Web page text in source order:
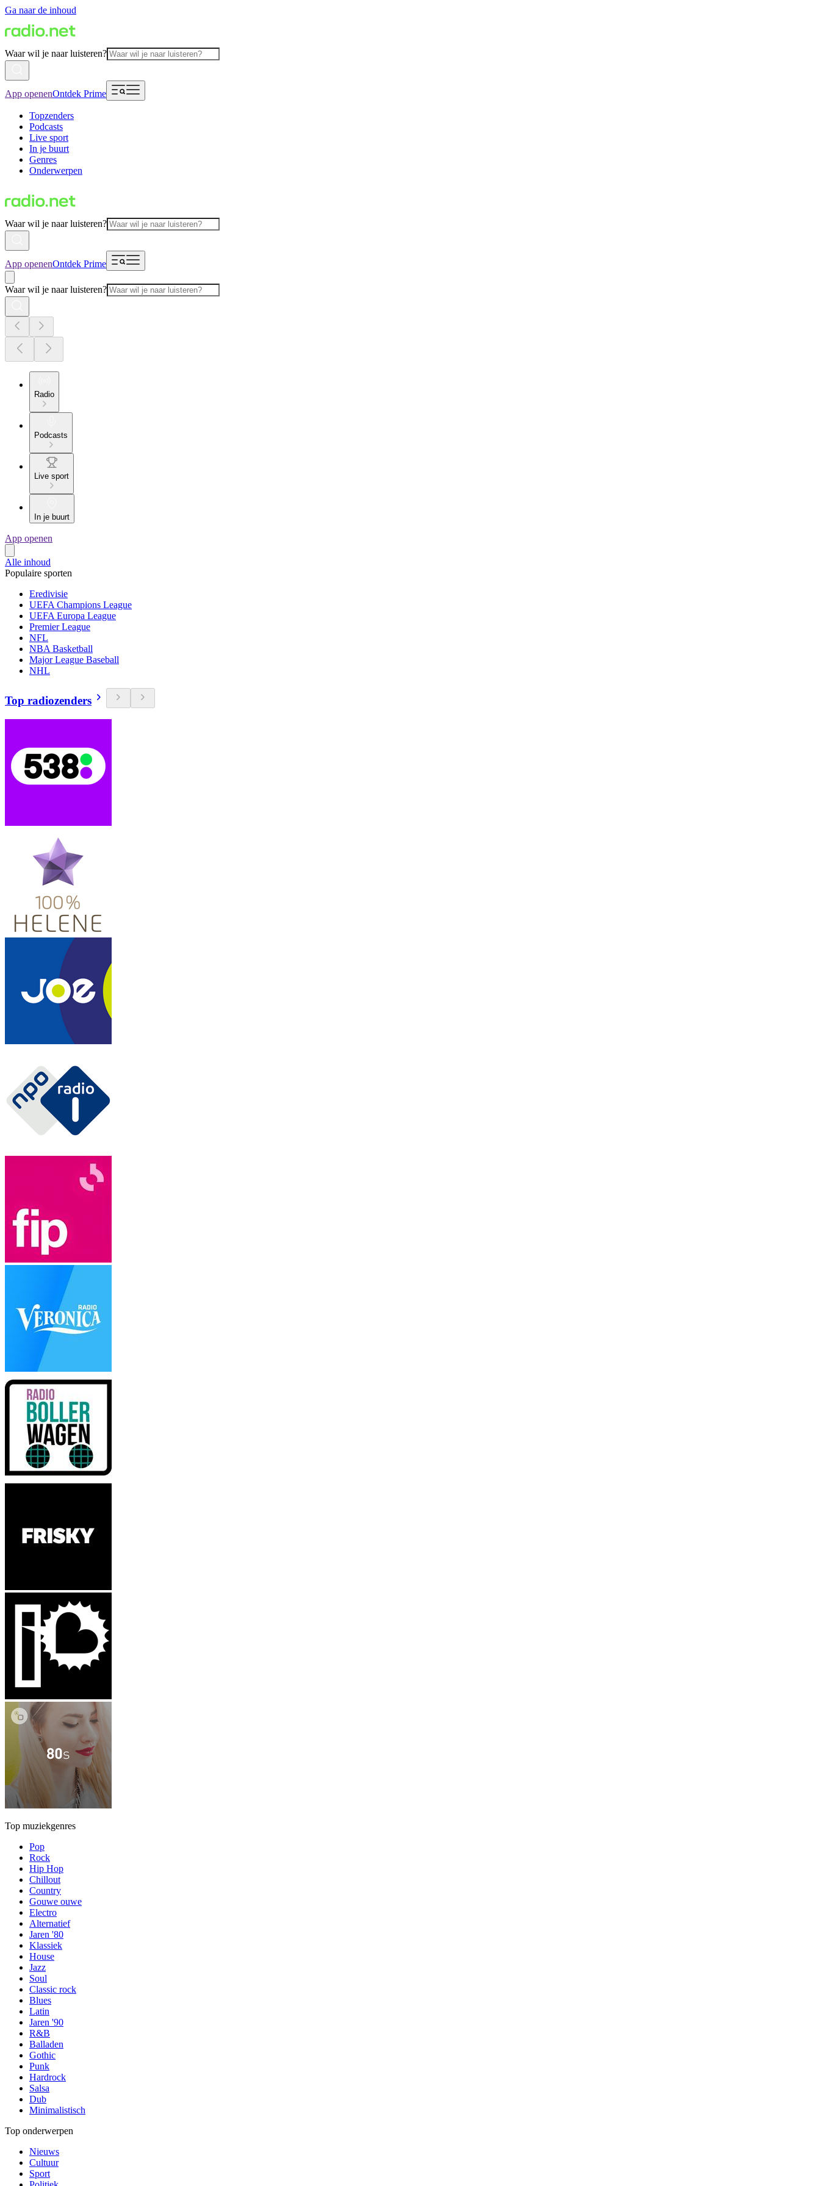
Ga naar de inhoud
Waar wil je naar luisteren?
App openenOntdek Prime
Topzenders
Podcasts
Live sport
In je buurt
Genres
Onderwerpen
Waar wil je naar luisteren?
App openenOntdek Prime
Waar wil je naar luisteren?
Radio
Podcasts
Live sport
In je buurt
App openen
Alle inhoud
Populaire sporten
Eredivisie
UEFA Champions League
UEFA Europa League
Premier League
NFL
NBA Basketball
Major League Baseball
NHL
Top radiozenders
Top muziekgenres
Pop
Rock
Hip Hop
Chillout
Country
Gouwe ouwe
Electro
Alternatief
Jaren '80
Klassiek
House
Jazz
Soul
Classic rock
Blues
Latin
Jaren '90
R&B
Balladen
Gothic
Punk
Hardrock
Salsa
Dub
Minimalistisch
Top onderwerpen
Nieuws
Cultuur
Sport